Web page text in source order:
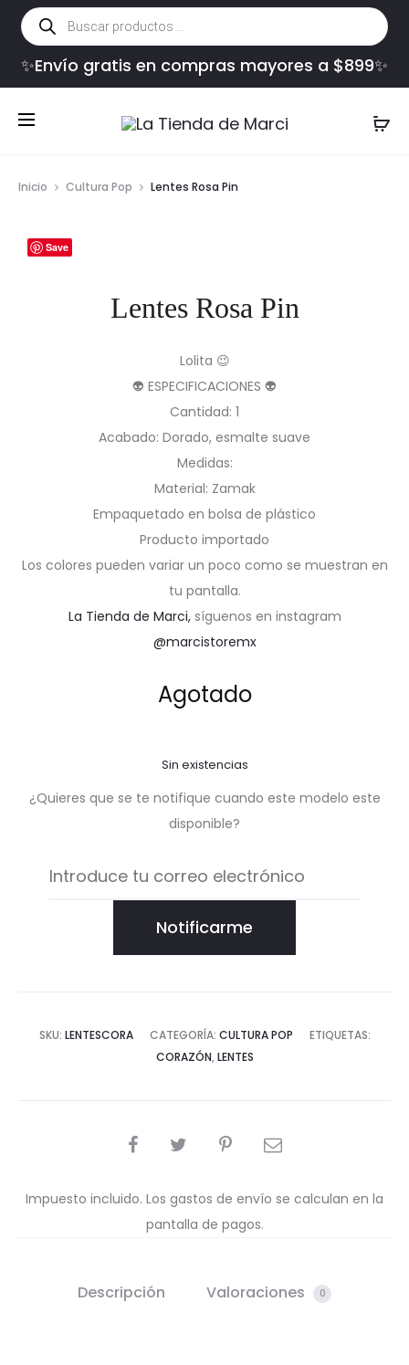
Búsqueda
de
productos
✨Envío gratis en compras mayores a $899✨
Inicio Cultura Pop Lentes Rosa Pin
Save
Lentes Rosa Pin
Lolita 😉
👽 ESPECIFICACIONES 👽
Cantidad: 1
Acabado: Dorado, esmalte suave
Medidas:
Material: Zamak
Empaquetado en bolsa de plástico
Producto importado
Los colores pueden variar un poco como se muestran en
tu pantalla.
La Tienda de Marci, síguenos en instagram
@marcistoremx
Agotado
Sin existencias
¿Quieres que se te notifique cuando este modelo este
disponible?
Notificarme
SKU: LENTESCORA CATEGORÍA: CULTURA POP
ETIQUETAS:
CORAZÓN, LENTES
COMPARTIR
Impuesto incluido. Los gastos de envío se calculan en la
pantalla de pagos.
Descripción Valoraciones 0